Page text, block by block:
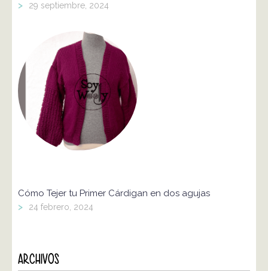
> 29 septiembre, 2024
Cómo Tejer tu Primer Cárdigan en dos agujas
> 24 febrero, 2024
ARCHIVOS